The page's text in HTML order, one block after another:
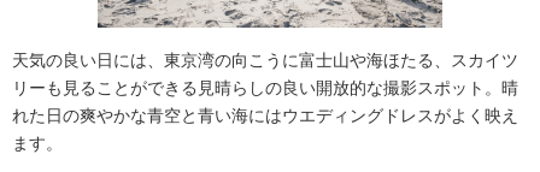
天気の良い日には、東京湾の向こうに富士山や海ほたる、スカイツ
リーも見ることができる見晴らしの良い開放的な撮影スポット。晴
れた日の爽やかな青空と青い海にはウエディングドレスがよく映え
ます。